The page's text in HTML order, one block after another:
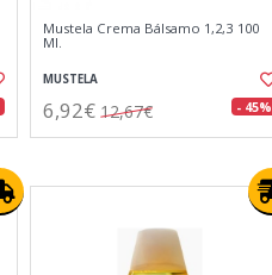
Mustela Crema Bálsamo 1,2,3 100
Ml.
MUSTELA
6,92€ 12,67€ - 45%